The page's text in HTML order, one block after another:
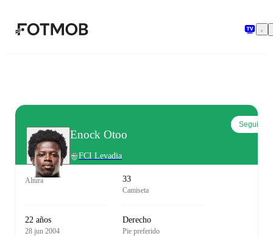
Enock Otoo
FCI Levadia
Seguir
Altura 33
Camiseta
22 años
28 jun 2004
Derecho
Pie preferido